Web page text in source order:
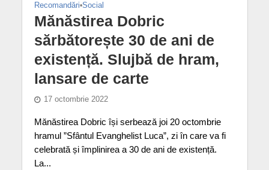
Recomandări•Social
Mănăstirea Dobric
sărbătorește 30 de ani de
existență. Slujbă de hram,
lansare de carte
17 octombrie 2022
Mănăstirea Dobric își serbează joi 20 octombrie
hramul ”Sfântul Evanghelist Luca”, zi în care va fi
celebrată și împlinirea a 30 de ani de existență.
La...